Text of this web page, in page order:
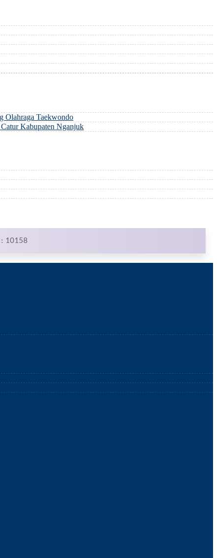
Olahraga Taekwondo
Kabupaten Nganjuk
: 10158